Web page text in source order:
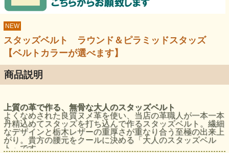
NEW
スタッズベルト ラウンド＆ピラミッドスタッズ
【ベルトカラーが選べます】
商品説明
上質の革で作る、無骨な大人のスタッズベルト
よくなめされた良質ヌメ革を使い、当店の革職人が一本一本
丹精込めてスタッズを打ち込んで作るスタッズベルト。繊細
なデザインと栃木レザーの重厚さが重なり合う至極の出来上
がり。貴方の腰元をクールに決める「大人のスタッズベル
ト」です。